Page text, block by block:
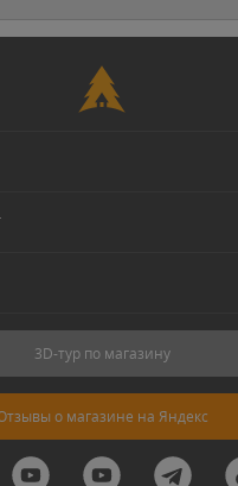
3D-тур по магазину
о магазине на Яндекс